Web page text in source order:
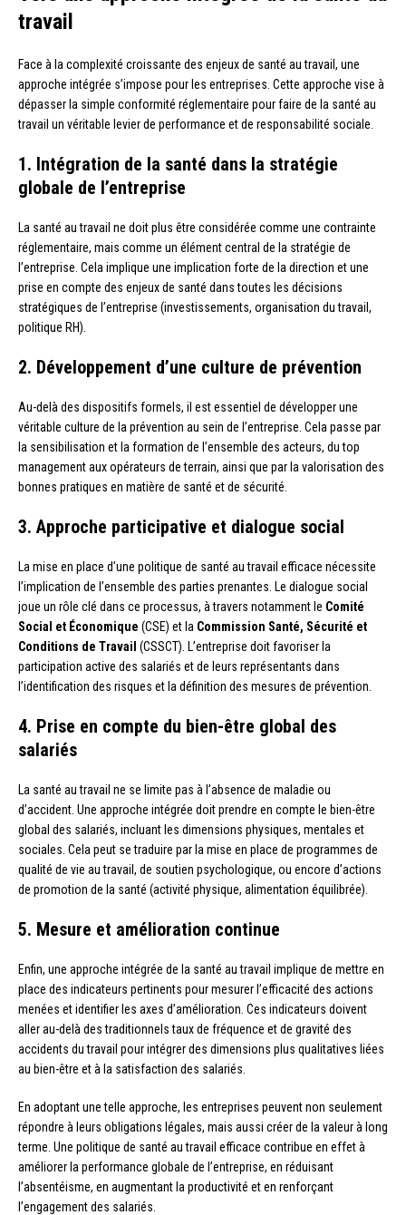
travail
Face à la complexité croissante des enjeux de santé au travail, une
approche intégrée s’impose pour les entreprises. Cette approche vise à
dépasser la simple conformité réglementaire pour faire de la santé au
travail un véritable levier de performance et de responsabilité sociale.
1. Intégration de la santé dans la stratégie
globale de l’entreprise
La santé au travail ne doit plus être considérée comme une contrainte
réglementaire, mais comme un élément central de la stratégie de
l’entreprise. Cela implique une implication forte de la direction et une
prise en compte des enjeux de santé dans toutes les décisions
stratégiques de l’entreprise (investissements, organisation du travail,
politique RH).
2. Développement d’une culture de prévention
Au-delà des dispositifs formels, il est essentiel de développer une
véritable culture de la prévention au sein de l’entreprise. Cela passe par
la sensibilisation et la formation de l’ensemble des acteurs, du top
management aux opérateurs de terrain, ainsi que par la valorisation des
bonnes pratiques en matière de santé et de sécurité.
3. Approche participative et dialogue social
La mise en place d’une politique de santé au travail efficace nécessite
l’implication de l’ensemble des parties prenantes. Le dialogue social
joue un rôle clé dans ce processus, à travers notamment le Comité
Social et Économique (CSE) et la Commission Santé, Sécurité et
Conditions de Travail (CSSCT). L’entreprise doit favoriser la
participation active des salariés et de leurs représentants dans
l’identification des risques et la définition des mesures de prévention.
4. Prise en compte du bien-être global des
salariés
La santé au travail ne se limite pas à l’absence de maladie ou
d’accident. Une approche intégrée doit prendre en compte le bien-être
global des salariés, incluant les dimensions physiques, mentales et
sociales. Cela peut se traduire par la mise en place de programmes de
qualité de vie au travail, de soutien psychologique, ou encore d’actions
de promotion de la santé (activité physique, alimentation équilibrée).
5. Mesure et amélioration continue
Enfin, une approche intégrée de la santé au travail implique de mettre en
place des indicateurs pertinents pour mesurer l’efficacité des actions
menées et identifier les axes d’amélioration. Ces indicateurs doivent
aller au-delà des traditionnels taux de fréquence et de gravité des
accidents du travail pour intégrer des dimensions plus qualitatives liées
au bien-être et à la satisfaction des salariés.
En adoptant une telle approche, les entreprises peuvent non seulement
répondre à leurs obligations légales, mais aussi créer de la valeur à long
terme. Une politique de santé au travail efficace contribue en effet à
améliorer la performance globale de l’entreprise, en réduisant
l’absentéisme, en augmentant la productivité et en renforçant
l’engagement des salariés.